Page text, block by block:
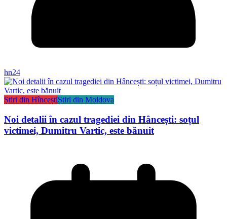
hn24
Știri din HînceștiȘtiri din Moldova
Noi detalii în cazul tragediei din Hâncești: soțul
victimei, Dumitru Vartic, este bănuit